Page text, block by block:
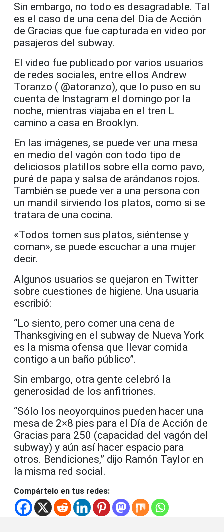
Sin embargo, no todo es desagradable. Tal
es el caso de una cena del Día de Acción
de Gracias que fue capturada en video por
pasajeros del subway.
El video fue publicado por varios usuarios
de redes sociales, entre ellos Andrew
Toranzo ( @atoranzo), que lo puso en su
cuenta de Instagram el domingo por la
noche, mientras viajaba en el tren L
camino a casa en Brooklyn.
En las imágenes, se puede ver una mesa
en medio del vagón con todo tipo de
deliciosos platillos sobre ella como pavo,
puré de papa y salsa de arándanos rojos.
También se puede ver a una persona con
un mandil sirviendo los platos, como si se
tratara de una cocina.
«Todos tomen sus platos, siéntense y
coman», se puede escuchar a una mujer
decir.
Algunos usuarios se quejaron en Twitter
sobre cuestiones de higiene. Una usuaria
escribió:
“Lo siento, pero comer una cena de
Thanksgiving en el subway de Nueva York
es la misma ofensa que llevar comida
contigo a un baño público”.
Sin embargo, otra gente celebró la
generosidad de los anfitriones.
“Sólo los neoyorquinos pueden hacer una
mesa de 2×8 pies para el Día de Acción de
Gracias para 250 (capacidad del vagón del
subway) y aún así hacer espacio para
otros. Bendiciones,” dijo Ramón Taylor en
la misma red social.
Compártelo en tus redes: